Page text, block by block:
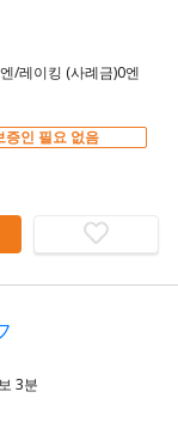
/레이킹 (사례금)0엔
증인 필요 없음